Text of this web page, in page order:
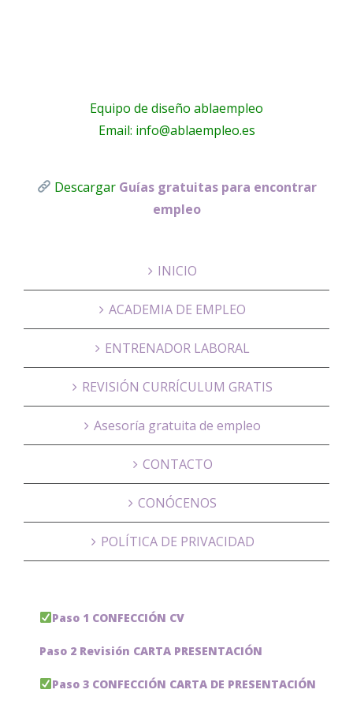
Equipo de diseño ablaempleo
Email: info@ablaempleo.es
Descargar Guías gratuitas para encontrar
empleo
INICIO
ACADEMIA DE EMPLEO
ENTRENADOR LABORAL
REVISIÓN CURRÍCULUM GRATIS
Asesoría gratuita de empleo
CONTACTO
CONÓCENOS
POLÍTICA DE PRIVACIDAD
Paso 1 CONFECCIÓN CV
Paso 2 Revisión CARTA PRESENTACIÓN
Paso 3 CONFECCIÓN CARTA DE PRESENTACIÓN